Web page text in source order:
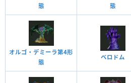
態
態
オルゴ・デミーラ第4形
態
ベロドム